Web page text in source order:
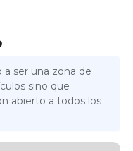
ser una zona de
sino que
abierto a todos los